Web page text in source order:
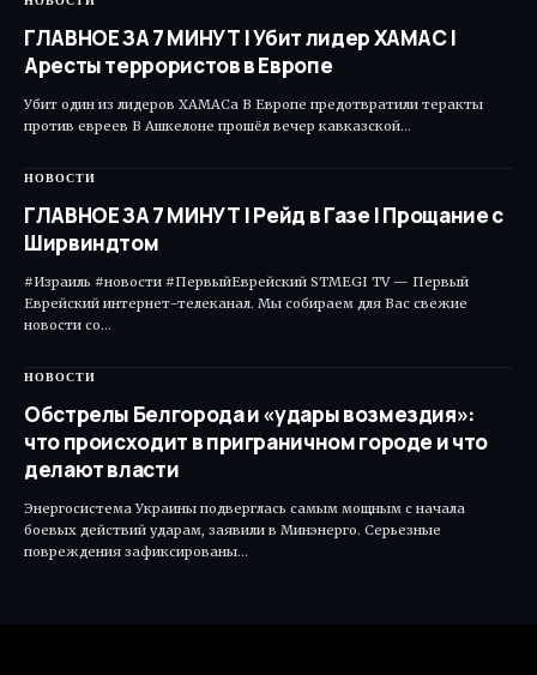
ГЛАВНОЕ ЗА 7 МИНУТ | Убит лидер ХАМАС |
Аресты террористов в Европе
Убит один из лидеров ХАМАСа В Европе предотвратили теракты
против евреев В Ашкелоне прошёл вечер кавказской…
НОВОСТИ
ГЛАВНОЕ ЗА 7 МИНУТ | Рейд в Газе | Прощание с
Ширвиндтом
#Израиль #новости #ПервыйЕврейский STMEGI TV — Первый
Еврейский интернет-телеканал. Мы собираем для Вас свежие
новости со…
НОВОСТИ
Обстрелы Белгорода и «удары возмездия»:
что происходит в приграничном городе и что
делают власти
Энергосистема Украины подверглась самым мощным с начала
боевых действий ударам, заявили в Минэнерго. Серьезные
повреждения зафиксированы…